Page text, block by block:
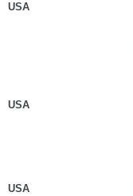
USA
USA
USA